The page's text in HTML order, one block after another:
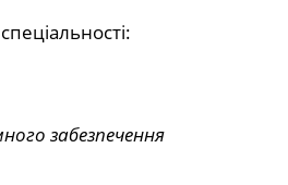
забезпечення